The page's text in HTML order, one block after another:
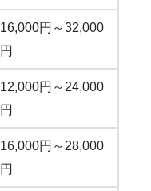
16,000円～32,000
円
12,000円～24,000
円
16,000円～28,000
円